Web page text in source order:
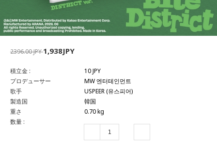
2396.00 JPY1,938JPY
積立金 :
10 JPY
プロデューサー
MW 엔터테인먼트
歌手
USPEER (유스피어)
製造国
韓国
重さ
0.70 kg
数量 :